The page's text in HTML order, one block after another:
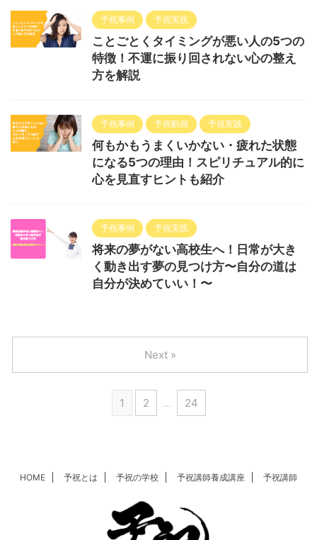
予祝事例 予祝実践
ことごとくタイミングが悪い人の5つの
特徴！不運に振り回されない心の整え
方を解説
予祝事例 予祝動画 予祝実践
何もかもうまくいかない・疲れた状態
になる5つの理由！スピリチュアル的に
心を見直すヒントも紹介
予祝事例 予祝実践
将来の夢がない高校生へ！日常が大き
く動き出す夢の見つけ方〜自分の道は
自分が決めていい！〜
1 2 … 24
Next »
HOME 予祝とは 予祝の学校 予祝講師養成講座 予祝講師